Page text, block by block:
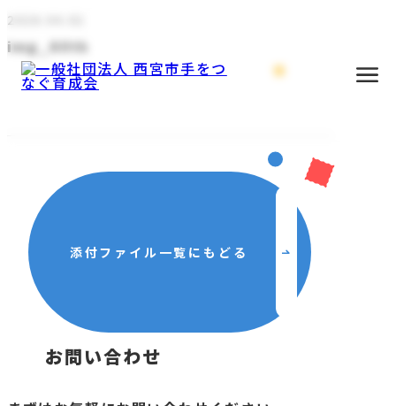
2026.04.02
img_60th
添付ファイル一覧にもどる
お問い合わせ